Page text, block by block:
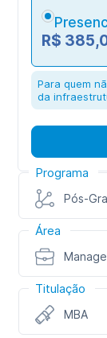
Programa
Pós-
Área
Titulação
MBA
R$
Para quem
da